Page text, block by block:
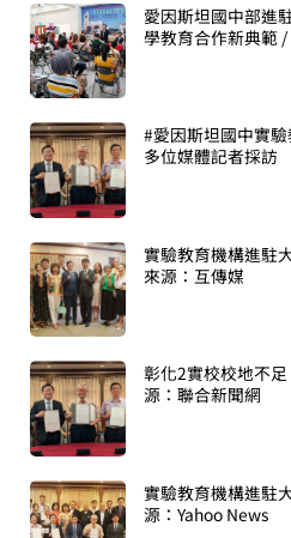
愛因斯坦國中部進
學教育合作新典範
#愛因斯坦國中實
多位媒體記者採訪
實驗教育機構進駐
來源：互傳媒
彰化2實校校地不
源：聯合新聞網
實驗教育機構進駐
源：Yahoo News